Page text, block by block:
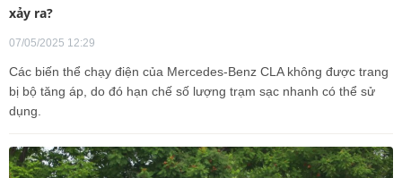
xảy ra?
07/05/2025 12:29
Các biến thể chạy điện của Mercedes-Benz CLA không được trang
bị bộ tăng áp, do đó hạn chế số lượng trạm sạc nhanh có thể sử
dụng.